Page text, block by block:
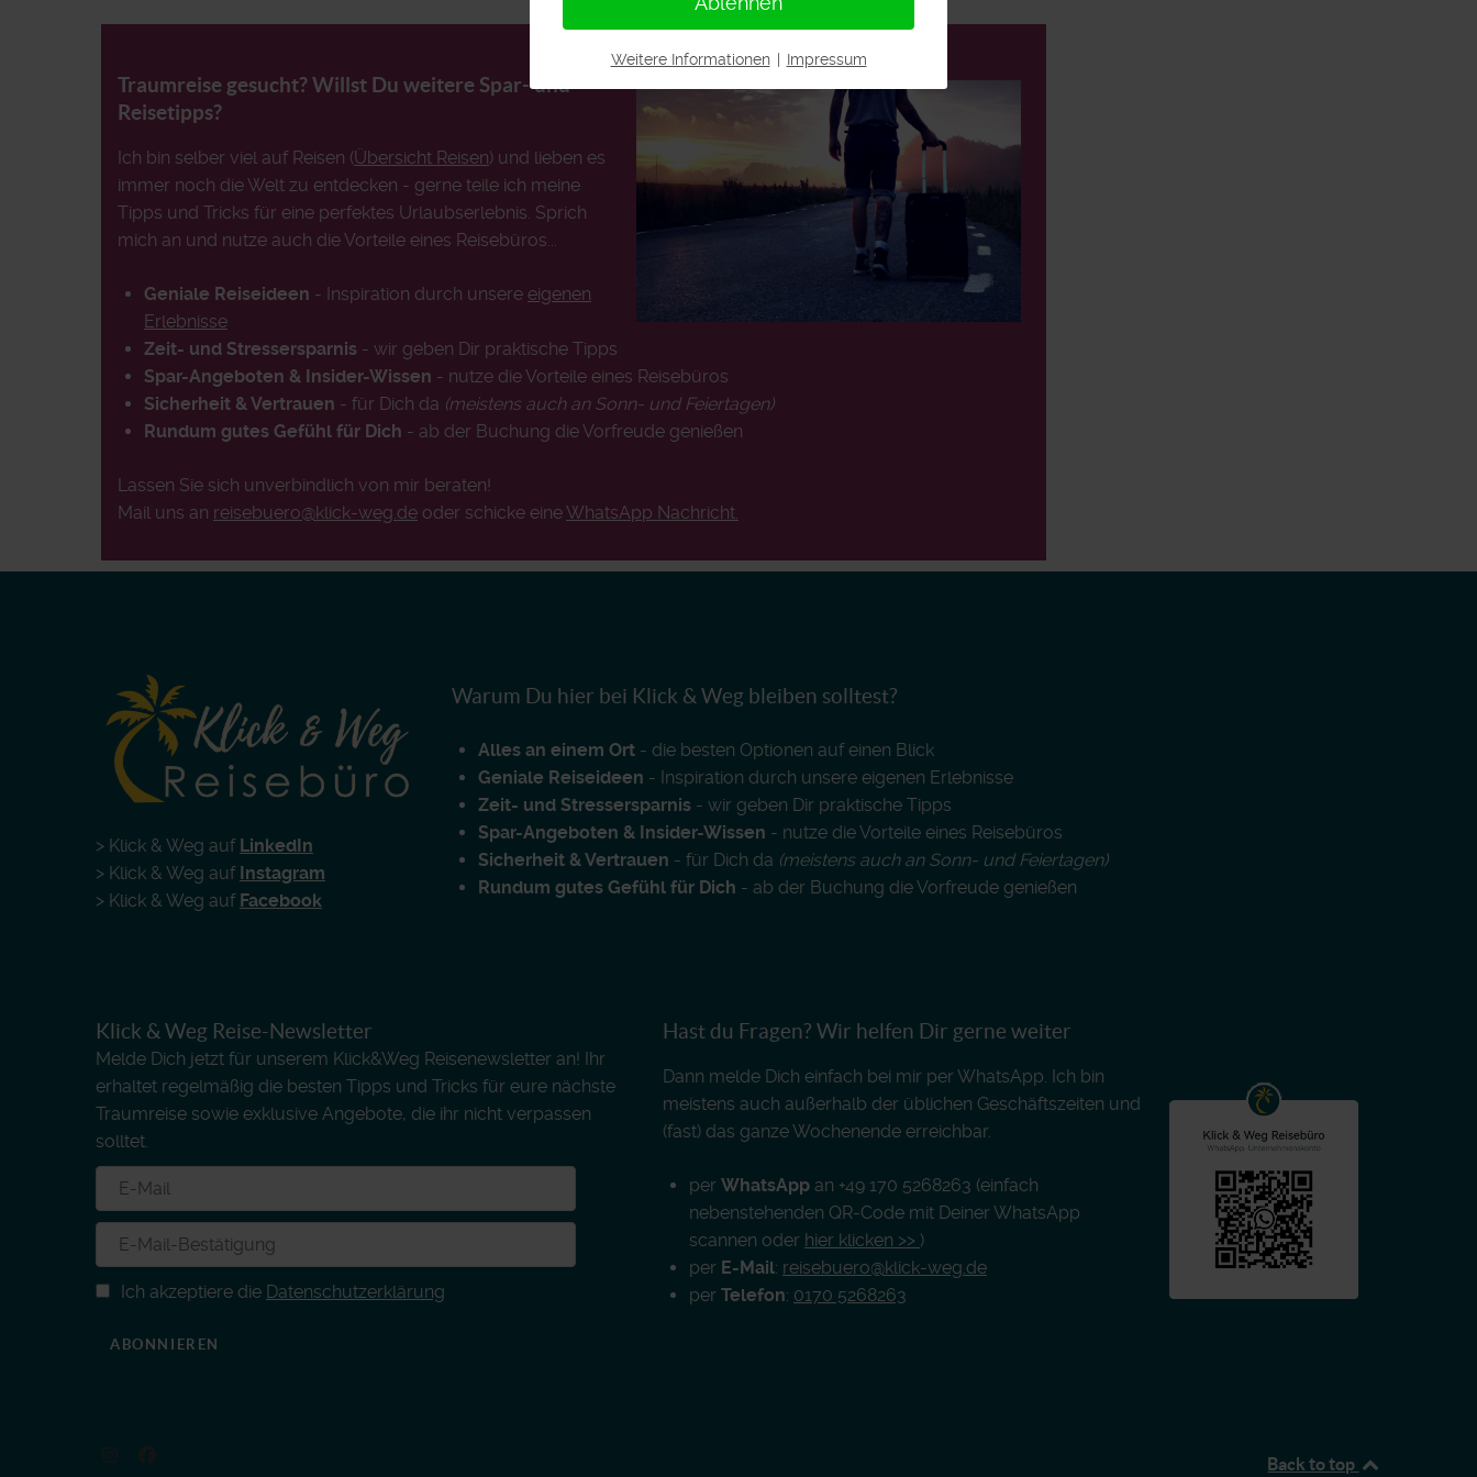
Traumreise gesucht? Willst Du weitere Spar- und
Reisetipps?
Ich bin selber viel auf Reisen (Übersicht Reisen) und lieben es
immer noch die Welt zu entdecken - gerne teile ich meine
Tipps und Tricks für eine perfektes Urlaubserlebnis. Sprich
mich an und nutze auch die Vorteile eines Reisebüros...
Geniale Reiseideen - Inspiration durch unsere eigenen
Erlebnisse
Zeit- und Stressersparnis - wir geben Dir praktische Tipps
Spar-Angeboten & Insider-Wissen - nutze die Vorteile eines Reisebüros
Sicherheit & Vertrauen - für Dich da (meistens auch an Sonn- und Feiertagen)
Rundum gutes Gefühl für Dich - ab der Buchung die Vorfreude genießen
Lassen Sie sich unverbindlich von mir beraten!
Mail uns an reisebuero@klick-weg.de oder schicke eineWhatsApp Nachricht.
> Klick & Weg auf LinkedIn
> Klick & Weg auf Instagram
> Klick & Weg auf Facebook
Warum Du hier bei Klick & Weg bleiben solltest?
Alles an einem Ort - die besten Optionen auf einen Blick
Geniale Reiseideen - Inspiration durch unsere eigenen Erlebnisse
Zeit- und Stressersparnis - wir geben Dir praktische Tipps
Spar-Angeboten & Insider-Wissen - nutze die Vorteile eines Reisebüros
Sicherheit & Vertrauen - für Dich da (meistens auch an Sonn- und Feiertagen)
Rundum gutes Gefühl für Dich - ab der Buchung die Vorfreude genießen
Klick & Weg Reise-Newsletter
Melde Dich jetzt für unserem Klick&Weg Reisenewsletter an! Ihr
erhaltet regelmäßig die besten Tipps und Tricks für eure nächste
Traumreise sowie exklusive Angebote, die ihr nicht verpassen
solltet.
Ich akzeptiere die Datenschutzerklärung
ABONNIEREN
Hast du Fragen? Wir helfen Dir gerne weiter
Dann melde Dich einfach bei mir per WhatsApp. Ich bin
meistens auch außerhalb der üblichen Geschäftszeiten und
(fast) das ganze Wochenende erreichbar.
per WhatsApp an +49 170 5268263 (einfach
nebenstehenden QR-Code mit Deiner WhatsApp
scannen oder hier klicken >> )
per E-Mail: reisebuero@klick-weg.de
per Telefon: 0170 5268263
Back to top
Weitere Informationen | Impressum